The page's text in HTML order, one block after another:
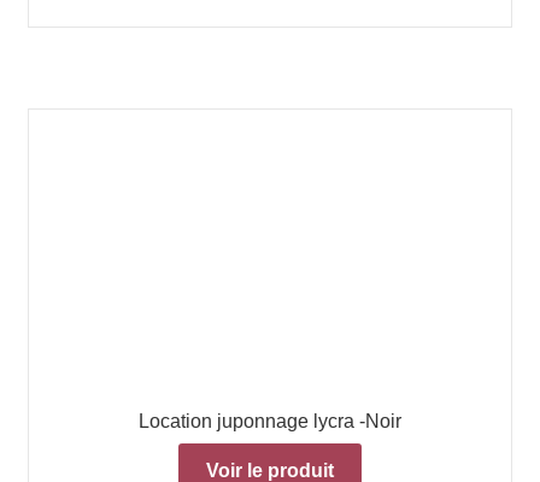
Location juponnage lycra -Noir
Voir le produit